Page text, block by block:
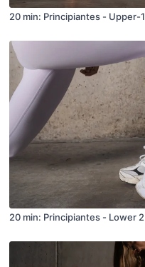
20 min: Principiantes - Upper-1
20 min: Principiantes - Lower 2